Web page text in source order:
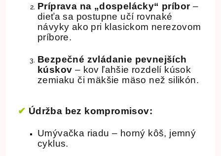
Príprava na „dospelácky“ príbor–
dieťa sa postupne učí rovnaké
návyky ako pri klasickom nerezovom
príbore.
Bezpečné zvládanie pevnejších
kúskov – kov ľahšie rozdelí kúsok
zemiaku či mäkšie mäso než silikón.
✔ Údržba bez kompromisov:
Umývačka riadu – horný kôš, jemný
cyklus.